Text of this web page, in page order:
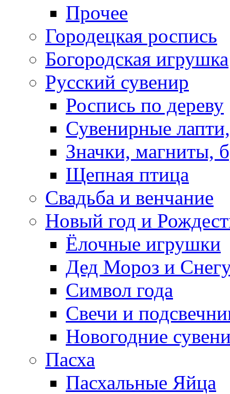
Прочее
Городецкая роспись
Богородская игрушка
Русский сувенир
Роспись по дереву
Сувенирные
Значки, магниты,
Щепная птица
Свадьба и венчание
Новый год и
Ёлочные игрушки
Дед Мороз и
Символ года
Свечи и
Новогодние
Пасха
Пасхальные Яйца